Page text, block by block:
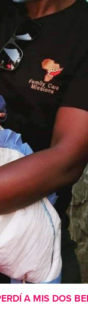
A MIS DOS